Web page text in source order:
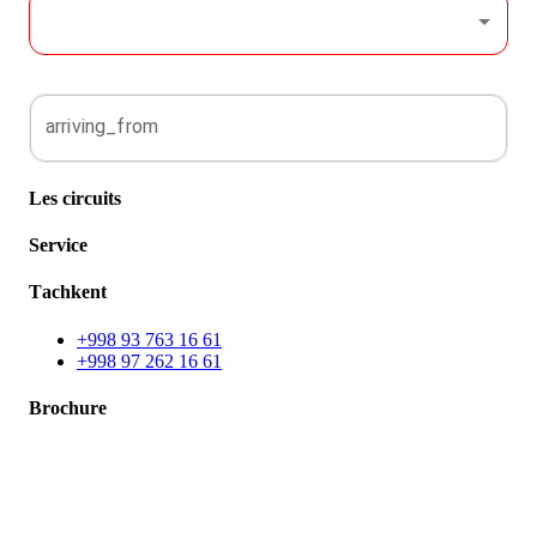
arriving_from
Les circuits
Service
Тachkent
+998 93 763 16 61
+998 97 262 16 61
Brochure